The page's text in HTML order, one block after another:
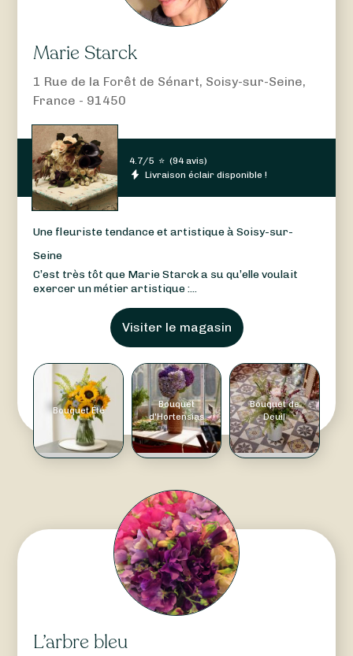
Marie Starck
1 Rue de la Forêt de Sénart, Soisy-sur-Seine,
France - 91450
4.7/5 ⭐ (94 avis)
Livraison éclair disponible !
Une fleuriste tendance et artistique à Soisy-sur-
Seine
C’est très tôt que Marie Starck a su qu’elle voulait
exercer un métier artistique :...
Visiter le magasin
Bouquet Été
Bouquet
d'Hortensias
Bouquet de
Deuil
L’arbre bleu